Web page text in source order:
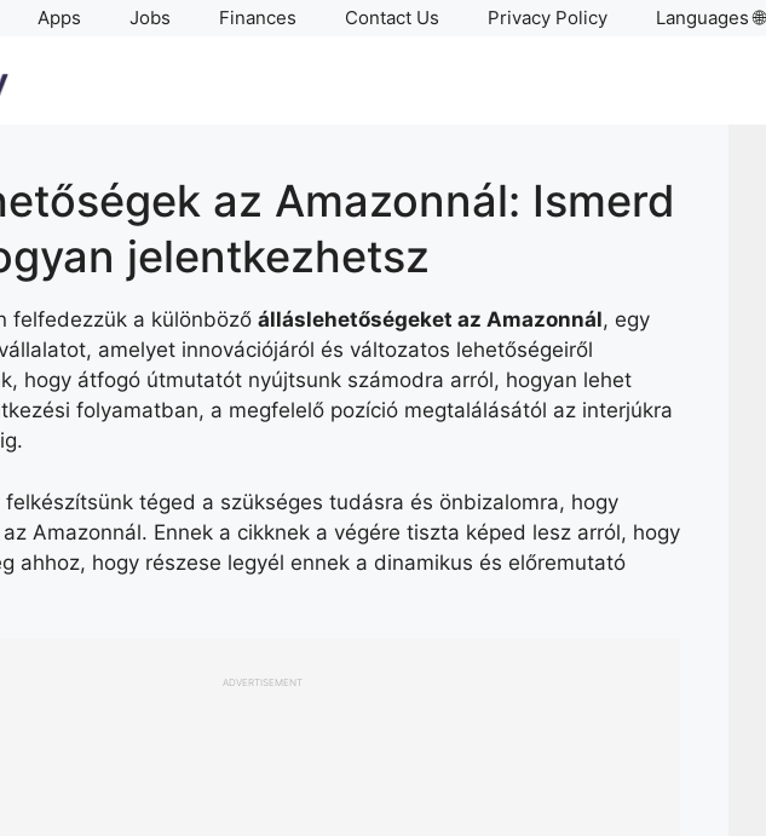
Apps Jobs Finances Contact Us Privacy Policy Languages 🌐
az Amazonnál: Ismerd
jelentkezhetsz
felfedezzük a különböző álláslehetőségeket az Amazonnál, egy
amelyet innovációjáról és változatos lehetőségeiről
hogy átfogó útmutatót nyújtsunk számodra arról, hogyan lehet
folyamatban, a megfelelő pozíció megtalálásától az interjúkra
felkészítsünk téged a szükséges tudásra és önbizalomra, hogy
Amazonnál. Ennek a cikknek a végére tiszta képed lesz arról, hogy
ahhoz, hogy részese legyél ennek a dinamikus és előremutató
ADVERTISEMENT